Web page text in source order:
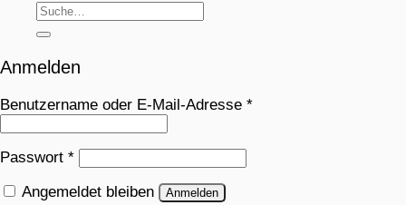
Anmelden
Benutzername oder E-Mail-Adresse *
Passwort *
Angemeldet bleiben Anmelden